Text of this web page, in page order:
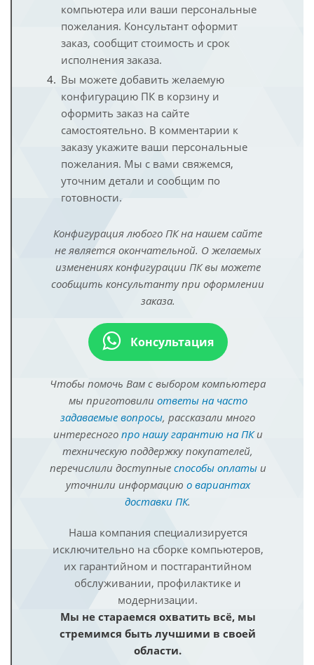
компьютера или ваши персональные
пожелания. Консультант оформит
заказ, сообщит стоимость и срок
исполнения заказа.
Вы можете добавить желаемую
конфигурацию ПК в корзину и
оформить заказ на сайте
самостоятельно. В комментарии к
заказу укажите ваши персональные
пожелания. Мы с вами свяжемся,
уточним детали и сообщим по
готовности.
Конфигурация любого ПК на нашем сайте
не является окончательной. О желаемых
изменениях конфигурации ПК вы можете
сообщить консультанту при оформлении
заказа.
Консультация
Чтобы помочь Вам с выбором компьютера
мы приготовили ответы на часто
задаваемые вопросы, рассказали много
интересного про нашу гарантию на ПКи
техническую поддержку покупателей,
перечислили доступные способы оплатыи
уточнили информацию о вариантах
доставки ПК.
Наша компания специализируется
исключительно на сборке компьютеров,
их гарантийном и постгарантийном
обслуживании, профилактике и
модернизации.
Мы не стараемся охватить всё, мы
стремимся быть лучшими в своей
области.